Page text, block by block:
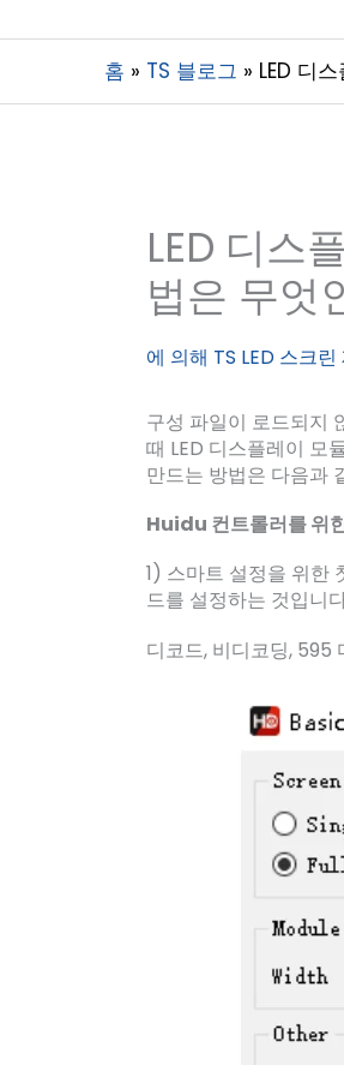
홈 TS 블로그 LED 디
LED 디스
법은 무엇
에 의해 TS LED 스크
구성 파일이 로드되지
때 LED 디스플레이 모
만드는 방법은 다음과
Huidu 컨트롤러를 위
1) 스마트 설정을 위한
드를 설정하는 것입니
디코드, 비디코딩, 595